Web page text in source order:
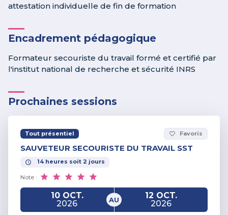
attestation individuelle de fin de formation
Encadrement pédagogique
Formateur secouriste du travail formé et certifié par
l'institut national de recherche et sécurité INRS
Prochaines sessions
Tout présentiel favorite_border Favoris
SAUVETEUR SECOURISTE DU TRAVAIL SST
14 heures soit 2 jours
Note :
10 OCT.
2026
AU
12 OCT.
2026